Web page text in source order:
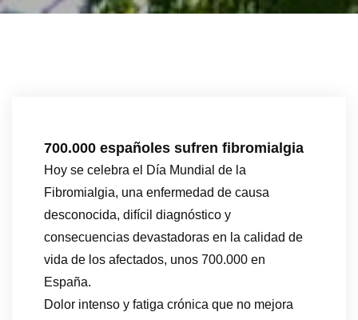
700.000 españoles sufren fibromialgia
Hoy se celebra el Día Mundial de la
Fibromialgia, una enfermedad de causa
desconocida, difícil diagnóstico y
consecuencias devastadoras en la calidad de
vida de los afectados, unos 700.000 en
España.
Dolor intenso y fatiga crónica que no mejora